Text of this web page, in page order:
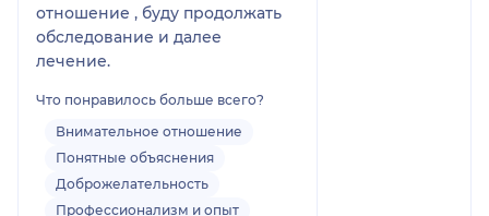
отношение , буду продолжать
обследование и далее
лечение.
Что понравилось больше всего?
Внимательное отношение
Понятные объяснения
Доброжелательность
Профессионализм и опыт